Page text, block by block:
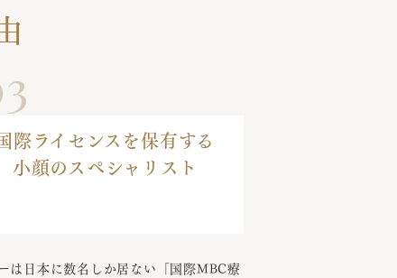
際ライセンスを保有する
小顔のスペシャリスト
は日本に数名しか居ない「国際MBC療